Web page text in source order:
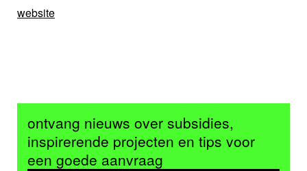
website
ontvang nieuws over subsidies,
inspirerende projecten en tips voor
een goede aanvraag